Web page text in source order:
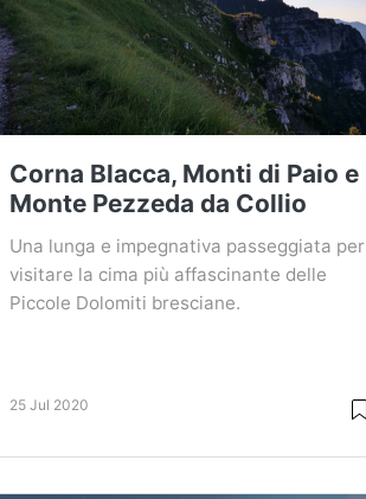
Corna Blacca, Monti di Paio e
Monte Pezzeda da Collio
Una lunga e impegnativa passeggiata per
visitare la cima più affascinante delle
Piccole Dolomiti bresciane.
25 Jul 2020